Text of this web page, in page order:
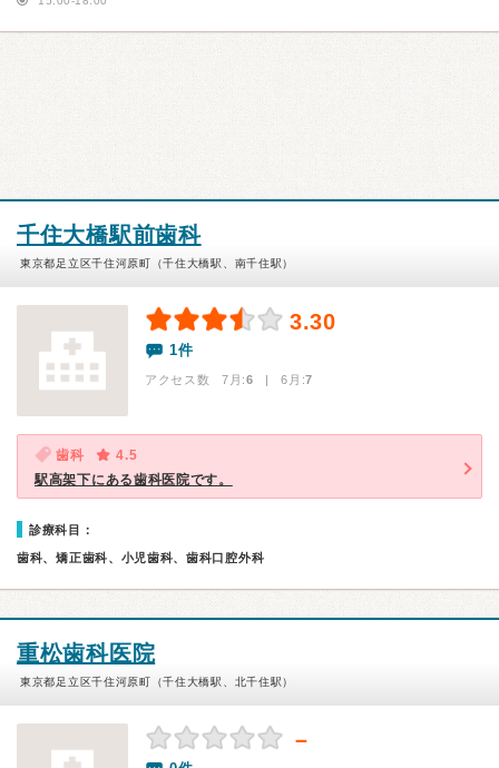
千住大橋駅前歯科
東京都足立区千住河原町（千住大橋駅、南千住駅）
3.30
1件
アクセス数 7月:6 | 6月:7
歯科
4.5
駅高架下にある歯科医院です。
診療科目：
歯科、矯正歯科、小児歯科、歯科口腔外科
重松歯科医院
東京都足立区千住河原町（千住大橋駅、北千住駅）
－